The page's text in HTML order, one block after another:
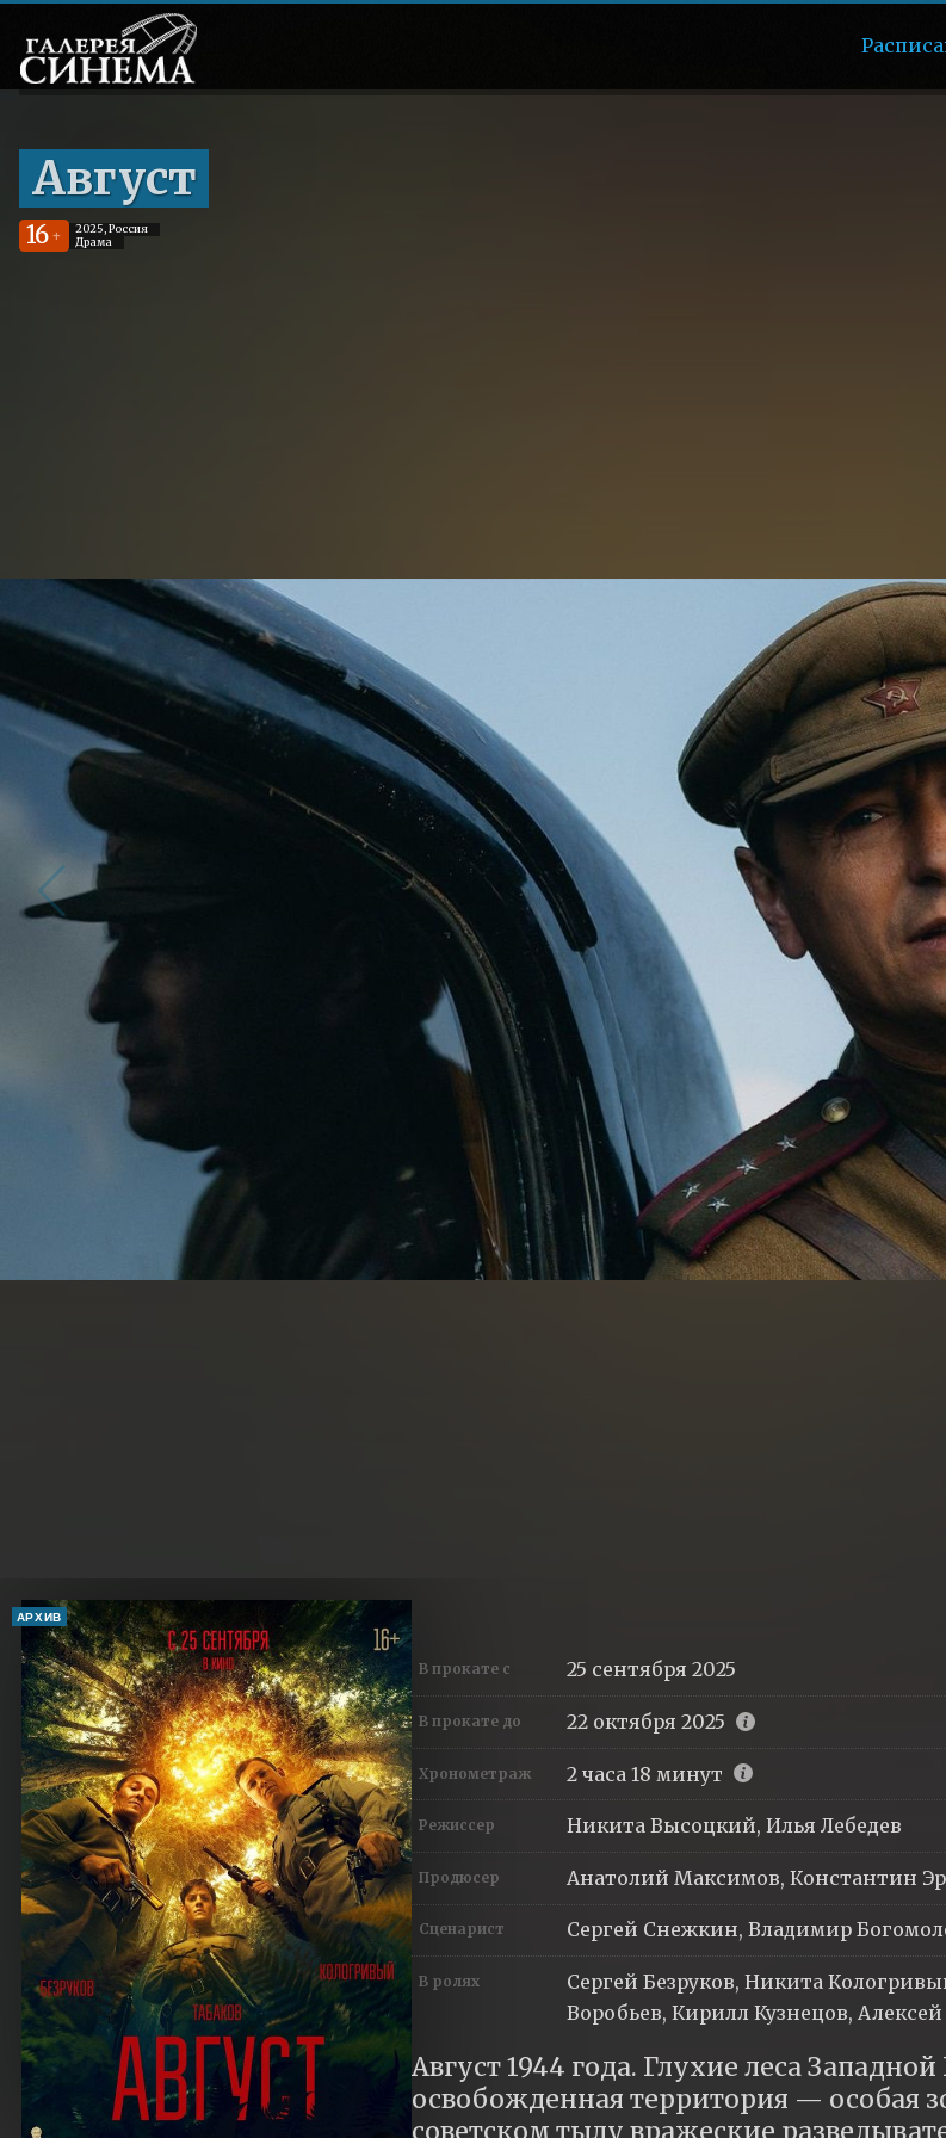
Август
16 +
2025, Россия
Драма
АРХИВ
В прокате с 25 сентября 2025
В прокате до 22 октября 2025
Хронометраж 2 часа 18 минут
Режиссер Никита Высоцкий, Илья Лебедев
Продюсер Анатолий Максимов, Константин
Сценарист Сергей Снежкин, Владимир
В ролях
Сергей Безруков, Никита
Воробьев, Кирилл Кузнецов,
Август 1944 года. Глухие леса
освобожденная территория — особая